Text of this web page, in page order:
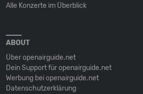
Alle Konzerte im Überblick
ABOUT
Über openairguide.net
Dein Support für openairguide.net
Werbung bei openairguide.net
Datenschutz­erklärung